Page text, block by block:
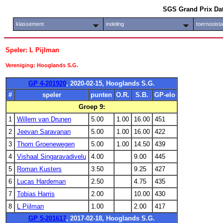
SGS Grand Prix
klassement indeling
Speler: L Pijlman
Vereniging: Hooglands S.G.
GP 4-201920, 2020-02-15, Hooglands S.G.
#
speler punten O.R. S.B.
GP-elo
Groep 9:
1
Willem van Drunen 5.00 1.00 16.00
451
2
Jeevan Saravanan 5.00 1.00 16.00
422
3
Thom Groenewegen 5.00 1.00 14.50
439
4
Vishaal Singaravadivelu 4.00 9.00
445
5
Roman Kusters 3.50 9.25
427
6
Lucas Hardeman 2.50 4.75
435
7
Tobias Harris 2.00 10.00
430
8
L Pijlman 1.00 2.00
417
GP 5-201617, 2017-02-18, Hooglands S.G.